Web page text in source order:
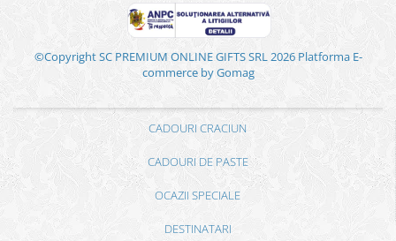
©Copyright SC PREMIUM ONLINE GIFTS SRL 2026 Platforma E-
commerce by Gomag
CADOURI CRACIUN
CADOURI DE PASTE
OCAZII SPECIALE
DESTINATARI